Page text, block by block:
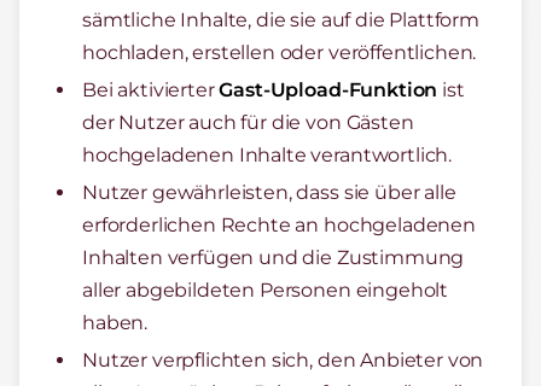
sämtliche Inhalte, die sie auf die Plattform
hochladen, erstellen oder veröffentlichen.
Bei aktivierterGast-Upload-Funktion ist
der Nutzer auch für die von Gästen
hochgeladenen Inhalte verantwortlich.
Nutzer gewährleisten, dass sie über alle
erforderlichen Rechte an hochgeladenen
Inhalten verfügen und die Zustimmung
aller abgebildeten Personen eingeholt
haben.
Nutzer verpflichten sich, den Anbieter von